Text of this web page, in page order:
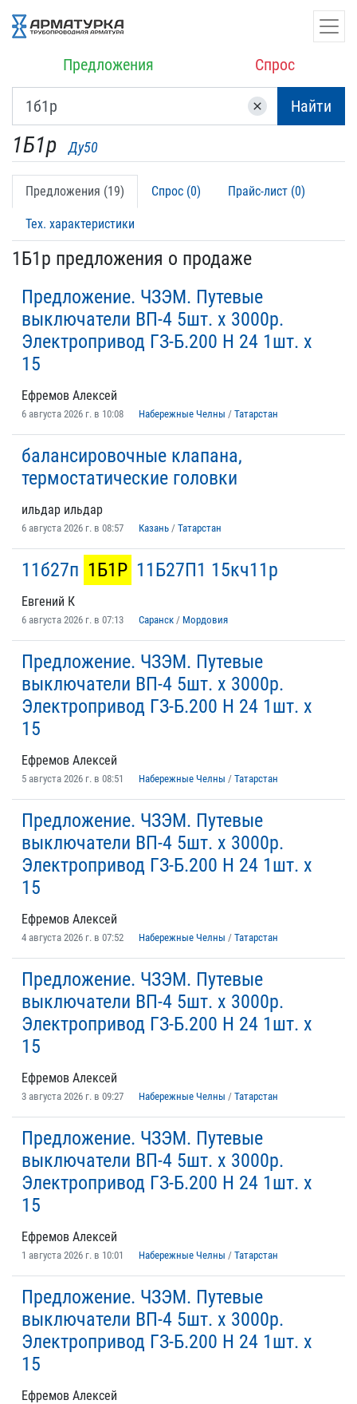
Предложения Спрос
clear Найти
1Б1р Ду50
Предложения (19) Спрос (0) Прайс-лист (0)
Тех. характеристики
1Б1р предложения о продаже
Предложение. ЧЗЭМ. Путевые
выключатели ВП-4 5шт. х 3000р.
Электропривод ГЗ-Б.200 Н 24 1шт. х
15
Ефремов Алексей
6 августа 2026 г. в 10:08 Набережные Челны / Татарстан
балансировочные клапана,
термостатические головки
ильдар ильдар
6 августа 2026 г. в 08:57 Казань / Татарстан
11б27п 1Б1Р 11Б27П1 15кч11р
Евгений К
6 августа 2026 г. в 07:13 Саранск / Мордовия
Предложение. ЧЗЭМ. Путевые
выключатели ВП-4 5шт. х 3000р.
Электропривод ГЗ-Б.200 Н 24 1шт. х
15
Ефремов Алексей
5 августа 2026 г. в 08:51 Набережные Челны / Татарстан
Предложение. ЧЗЭМ. Путевые
выключатели ВП-4 5шт. х 3000р.
Электропривод ГЗ-Б.200 Н 24 1шт. х
15
Ефремов Алексей
4 августа 2026 г. в 07:52 Набережные Челны / Татарстан
Предложение. ЧЗЭМ. Путевые
выключатели ВП-4 5шт. х 3000р.
Электропривод ГЗ-Б.200 Н 24 1шт. х
15
Ефремов Алексей
3 августа 2026 г. в 09:27 Набережные Челны / Татарстан
Предложение. ЧЗЭМ. Путевые
выключатели ВП-4 5шт. х 3000р.
Электропривод ГЗ-Б.200 Н 24 1шт. х
15
Ефремов Алексей
1 августа 2026 г. в 10:01 Набережные Челны / Татарстан
Предложение. ЧЗЭМ. Путевые
выключатели ВП-4 5шт. х 3000р.
Электропривод ГЗ-Б.200 Н 24 1шт. х
15
Ефремов Алексей